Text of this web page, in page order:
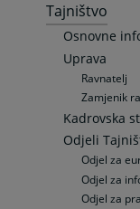
Tajništvo
Osnovne
Uprava
Ravnatelj
Zamjenik
Kadrovska
Odjeli
Odjel za
Odjel za
Odjel za